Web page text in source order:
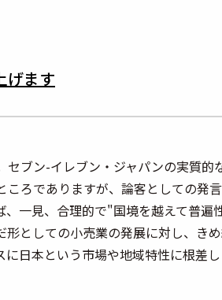
げます
ブン-イレブン・ジャパンの実質
ろでありますが、論客としての発
一見、合理的で"国境を越えて普
としての小売業の発展に対し、き
日本という市場や地域特性に根差